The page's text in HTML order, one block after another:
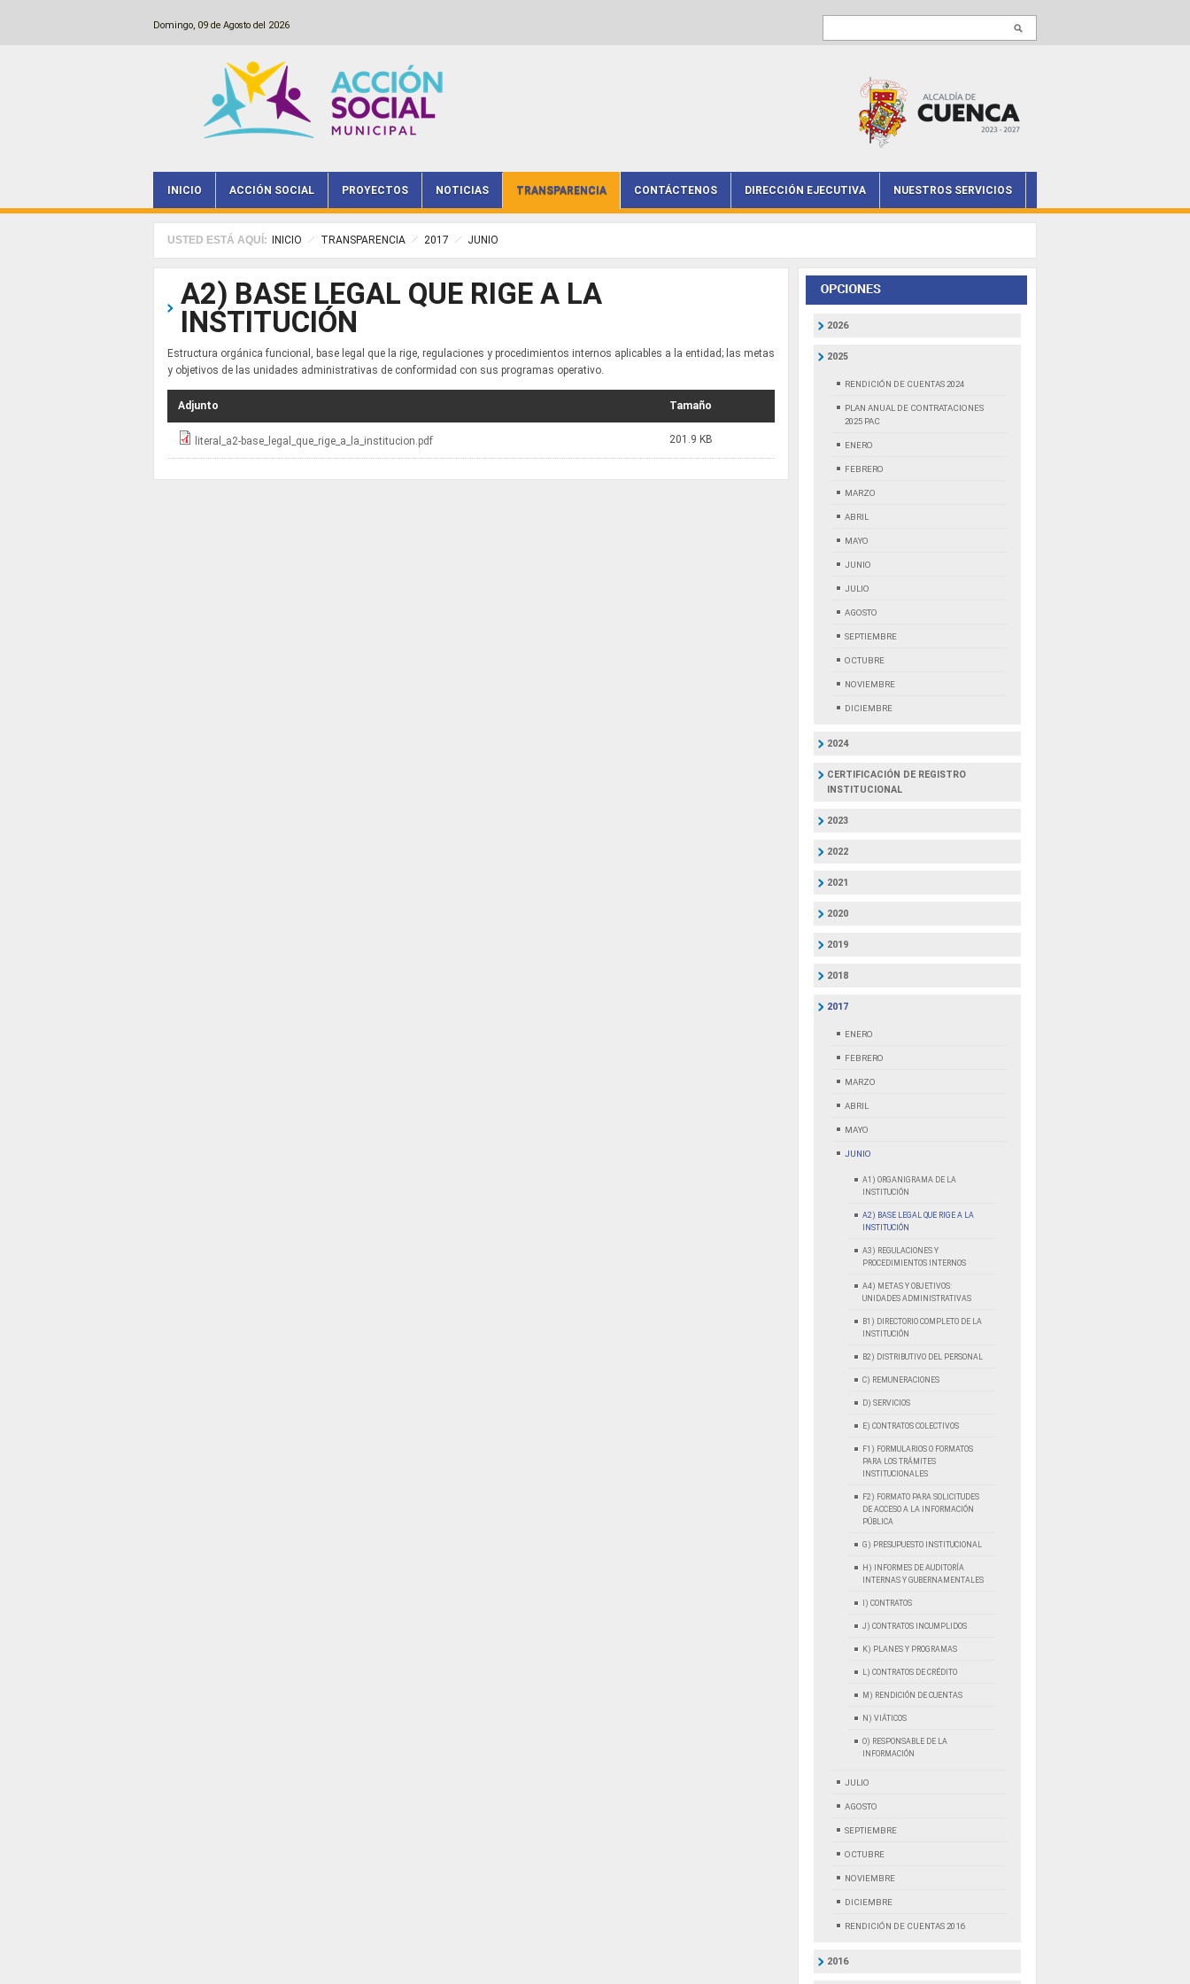
Domingo, 09 de Agosto del 2026
Main menu
INICIO ACCIÓN SOCIAL PROYECTOS NOTICIAS TRANSPARENCIA CONTÁCTENOS DIRECCIÓN EJECUTIVA NUESTROS SERVICIOS
USTED ESTÁ AQUÍ: INICIO TRANSPARENCIA 2017 JUNIO
A2) BASE LEGAL QUE RIGE A LA
INSTITUCIÓN
Estructura orgánica funcional, base legal que la rige, regulaciones y procedimientos internos aplicables a la entidad; las metas
y objetivos de las unidades administrativas de conformidad con sus programas operativo.
Adjunto Tamaño
literal_a2-base_legal_que_rige_a_la_institucion.pdf 201.9 KB
2026
2025
RENDICIÓN DE CUENTAS 2024
PLAN ANUAL DE CONTRATACIONES
2025 PAC
ENERO
FEBRERO
MARZO
ABRIL
MAYO
JUNIO
JULIO
AGOSTO
SEPTIEMBRE
OCTUBRE
NOVIEMBRE
DICIEMBRE
2024
CERTIFICACIÓN DE REGISTRO
INSTITUCIONAL
2023
2022
2021
2020
2019
2018
2017
ENERO
FEBRERO
MARZO
ABRIL
MAYO
JUNIO
A1) ORGANIGRAMA DE LA
INSTITUCIÓN
A2) BASE LEGAL QUE RIGE A LA
INSTITUCIÓN
A3) REGULACIONES Y
PROCEDIMIENTOS INTERNOS
A4) METAS Y OBJETIVOS:
UNIDADES ADMINISTRATIVAS
B1) DIRECTORIO COMPLETO DE LA
INSTITUCIÓN
B2) DISTRIBUTIVO DEL PERSONAL
C) REMUNERACIONES
D) SERVICIOS
E) CONTRATOS COLECTIVOS
F1) FORMULARIOS O FORMATOS
PARA LOS TRÁMITES
INSTITUCIONALES
F2) FORMATO PARA SOLICITUDES
DE ACCESO A LA INFORMACIÓN
PÚBLICA
G) PRESUPUESTO INSTITUCIONAL
H) INFORMES DE AUDITORÍA
INTERNAS Y GUBERNAMENTALES
I) CONTRATOS
J) CONTRATOS INCUMPLIDOS
K) PLANES Y PROGRAMAS
L) CONTRATOS DE CRÉDITO
M) RENDICIÓN DE CUENTAS
N) VIÁTICOS
O) RESPONSABLE DE LA
INFORMACIÓN
JULIO
AGOSTO
SEPTIEMBRE
OCTUBRE
NOVIEMBRE
DICIEMBRE
RENDICIÓN DE CUENTAS 2016
2016